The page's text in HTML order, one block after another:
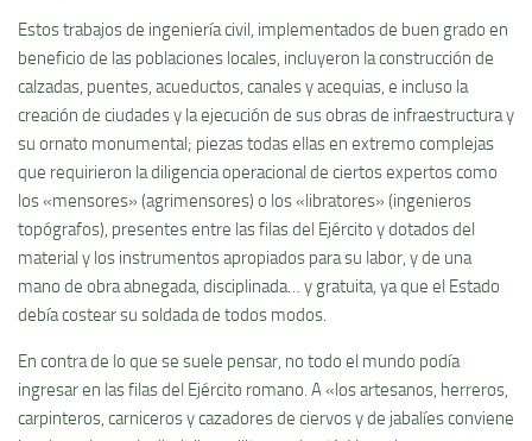
Estos trabajos de ingeniería civil, implementados de buen grado en
beneficio de las poblaciones locales, incluyeron la construcción de
calzadas, puentes, acueductos, canales y acequias, e incluso la
creación de ciudades y la ejecución de sus obras de infraestructura y
su ornato monumental; piezas todas ellas en extremo complejas
que requirieron la diligencia operacional de ciertos expertos como
los «mensores» (agrimensores) o los «libratores» (ingenieros
topógrafos), presentes entre las filas del Ejército y dotados del
material y los instrumentos apropiados para su labor, y de una
mano de obra abnegada, disciplinada… y gratuita, ya que el Estado
debía costear su soldada de todos modos.
En contra de lo que se suele pensar, no todo el mundo podía
ingresar en las filas del Ejército romano. A «los artesanos, herreros,
carpinteros, carniceros y cazadores de ciervos y de jabalíes conviene